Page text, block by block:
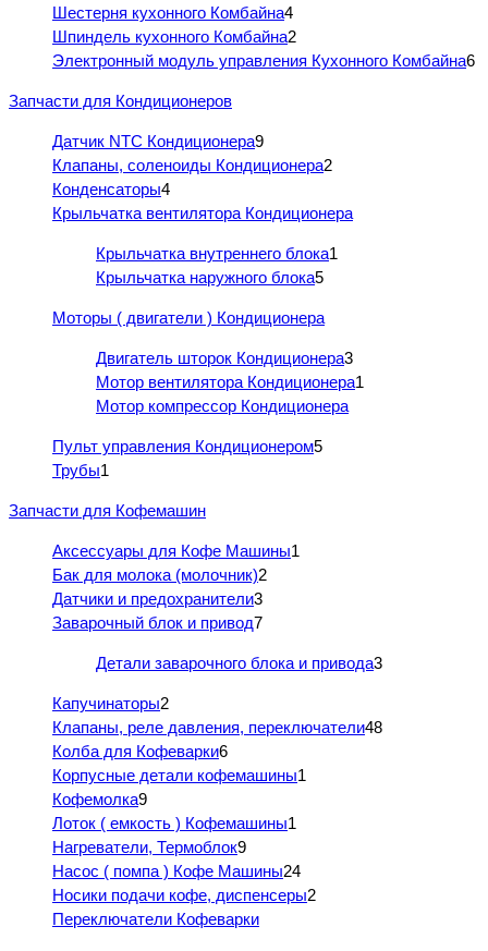
Шестерня кухонного Комбайна4
Шпиндель кухонного Комбайна2
Электронный модуль управления Кухонного Комбайна6
Запчасти для Кондиционеров
Датчик NTC Кондиционера9
Клапаны, соленоиды Кондиционера2
Конденсаторы4
Крыльчатка вентилятора Кондиционера
Крыльчатка внутреннего блока1
Крыльчатка наружного блока5
Моторы ( двигатели ) Кондиционера
Двигатель шторок Кондиционера3
Мотор вентилятора Кондиционера1
Мотор компрессор Кондиционера
Пульт управления Кондиционером5
Трубы1
Запчасти для Кофемашин
Аксессуары для Кофе Машины1
Бак для молока (молочник)2
Датчики и предохранители3
Заварочный блок и привод7
Детали заварочного блока и привода3
Капучинаторы2
Клапаны, реле давления, переключатели48
Колба для Кофеварки6
Корпусные детали кофемашины1
Кофемолка9
Лоток ( емкость ) Кофемашины1
Нагреватели, Термоблок9
Насос ( помпа ) Кофе Машины24
Носики подачи кофе, диспенсеры2
Переключатели Кофеварки